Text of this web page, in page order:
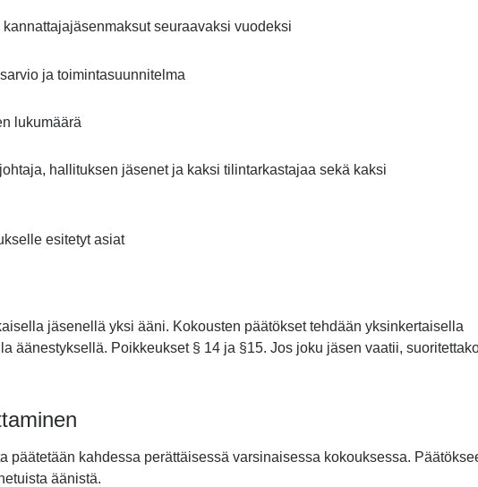
seuraavaksi vuodeksi
ja toimintasuunnitelma
lukumäärä
hallituksen jäsenet ja kaksi tilintarkastajaa sekä kaksi
esitetyt asiat
jäsenellä yksi ääni. Kokousten päätökset tehdään yksinkertaisella
äänestyksellä. Poikkeukset § 14 ja §15. Jos joku jäsen vaatii,
päätetään kahdessa perättäisessä varsinaisessa kokouksessa.
äänistä.